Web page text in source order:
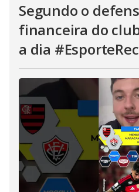
Segundo o
financeira do
a dia